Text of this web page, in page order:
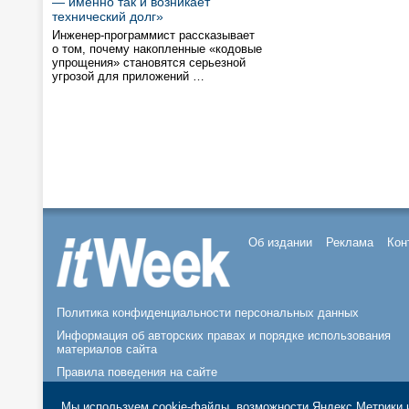
технический долг»
Инженер-программист рассказывает
о том, почему накопленные «кодовые
упрощения» становятся серьезной
угрозой для приложений …
Об издании Реклама
Политика конфиденциальности персональных данных
Информация об авторских правах и порядке использования
материалов сайта
Правила поведения на сайте